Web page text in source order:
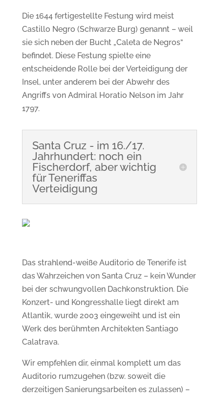
Die 1644 fertigestellte Festung wird meist
Castillo Negro (Schwarze Burg) genannt – weil
sie sich neben der Bucht „Caleta de Negros“
befindet. Diese Festung spielte eine
entscheidende Rolle bei der Verteidigung der
Insel, unter anderem bei der Abwehr des
Angriffs von Admiral Horatio Nelson im Jahr
1797.
Santa Cruz - im 16./17.
Jahrhundert: noch ein
Fischerdorf, aber wichtig
für Teneriffas
Verteidigung
Das strahlend-weiße Auditorio de Tenerife ist
das Wahrzeichen von Santa Cruz – kein Wunder
bei der schwungvollen Dachkonstruktion. Die
Konzert- und Kongresshalle liegt direkt am
Atlantik, wurde 2003 eingeweiht und ist ein
Werk des berühmten Architekten Santiago
Calatrava.
Wir empfehlen dir, einmal komplett um das
Auditorio rumzugehen (bzw. soweit die
derzeitigen Sanierungsarbeiten es zulassen) –